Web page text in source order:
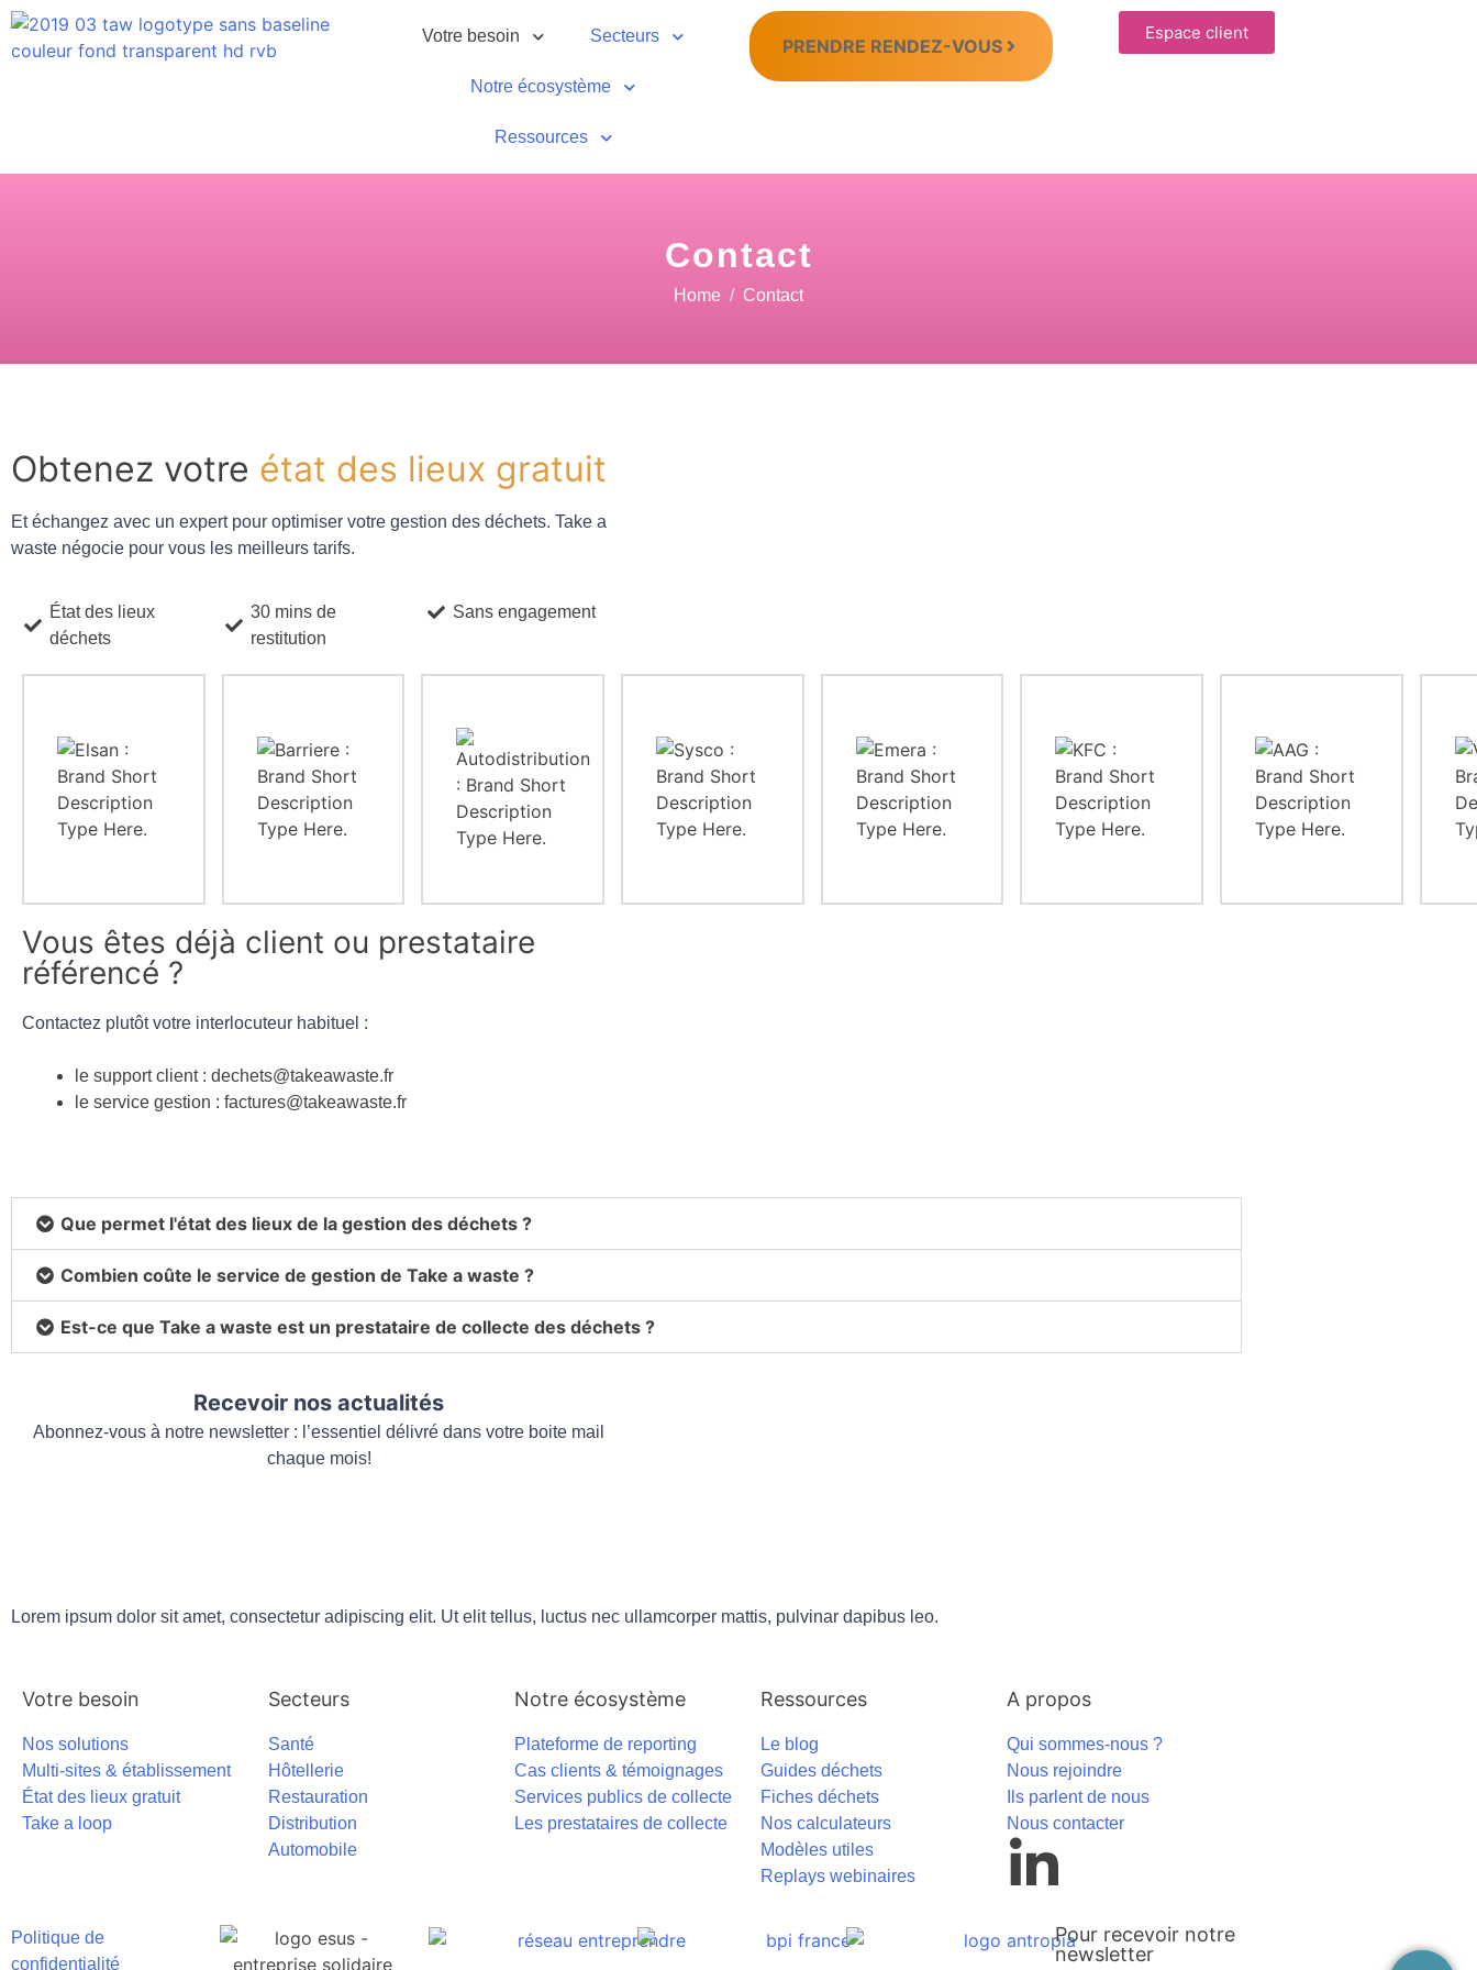
Votre besoin Secteurs
Notre écosystème
Ressources
PRENDRE RENDEZ-VOUS
Espace client
Contact
Home Contact
Obtenez votre état des lieux gratuit
Et échangez avec un expert pour optimiser votre gestion des déchets. Take a
waste négocie pour vous les meilleurs tarifs.
État des lieux
déchets
30 mins de
restitution
Sans engagement
Vous êtes déjà client ou prestataire
référencé ?
Contactez plutôt votre interlocuteur habituel :
le support client : dechets@takeawaste.fr
le service gestion : factures@takeawaste.fr
Que permet l'état des lieux de la gestion des déchets ?
Combien coûte le service de gestion de Take a waste ?
Est-ce que Take a waste est un prestataire de collecte des déchets ?
Recevoir nos actualités
Abonnez-vous à notre newsletter : l’essentiel délivré dans votre boite mail
chaque mois!
Lorem ipsum dolor sit amet, consectetur adipiscing elit. Ut elit tellus, luctus nec ullamcorper mattis, pulvinar dapibus leo.
Votre besoin
Nos solutions
Multi-sites & établissement
État des lieux gratuit
Take a loop
Secteurs
Santé
Hôtellerie
Restauration
Distribution
Automobile
Notre écosystème
Plateforme de reporting
Cas clients & témoignages
Services publics de collecte
Les prestataires de collecte
Ressources
Le blog
Guides déchets
Fiches déchets
Nos calculateurs
Modèles utiles
Replays webinaires
A propos
Qui sommes-nous ?
Nous rejoindre
Ils parlent de nous
Nous contacter
Politique de
confidentialité
Pour recevoir notre
newsletter